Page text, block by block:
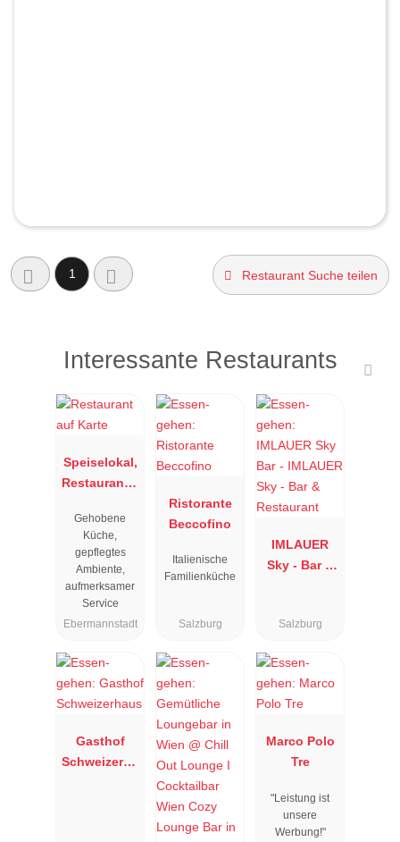
1 Restaurant Suche teilen
Interessante Restaurants
Speiselokal,
Restaurant "
"
Gehobene
Küche,
gepflegtes
Ambiente,
aufmerksamer
Service
Ebermannstadt
Ristorante
Beccofino
Italienische
Familienküche
Salzburg
IMLAUER
Sky - Bar &
Salzburg
Gasthof
Schweizerha
Marco Polo
Tre
"Leistung ist
unsere
Werbung!"